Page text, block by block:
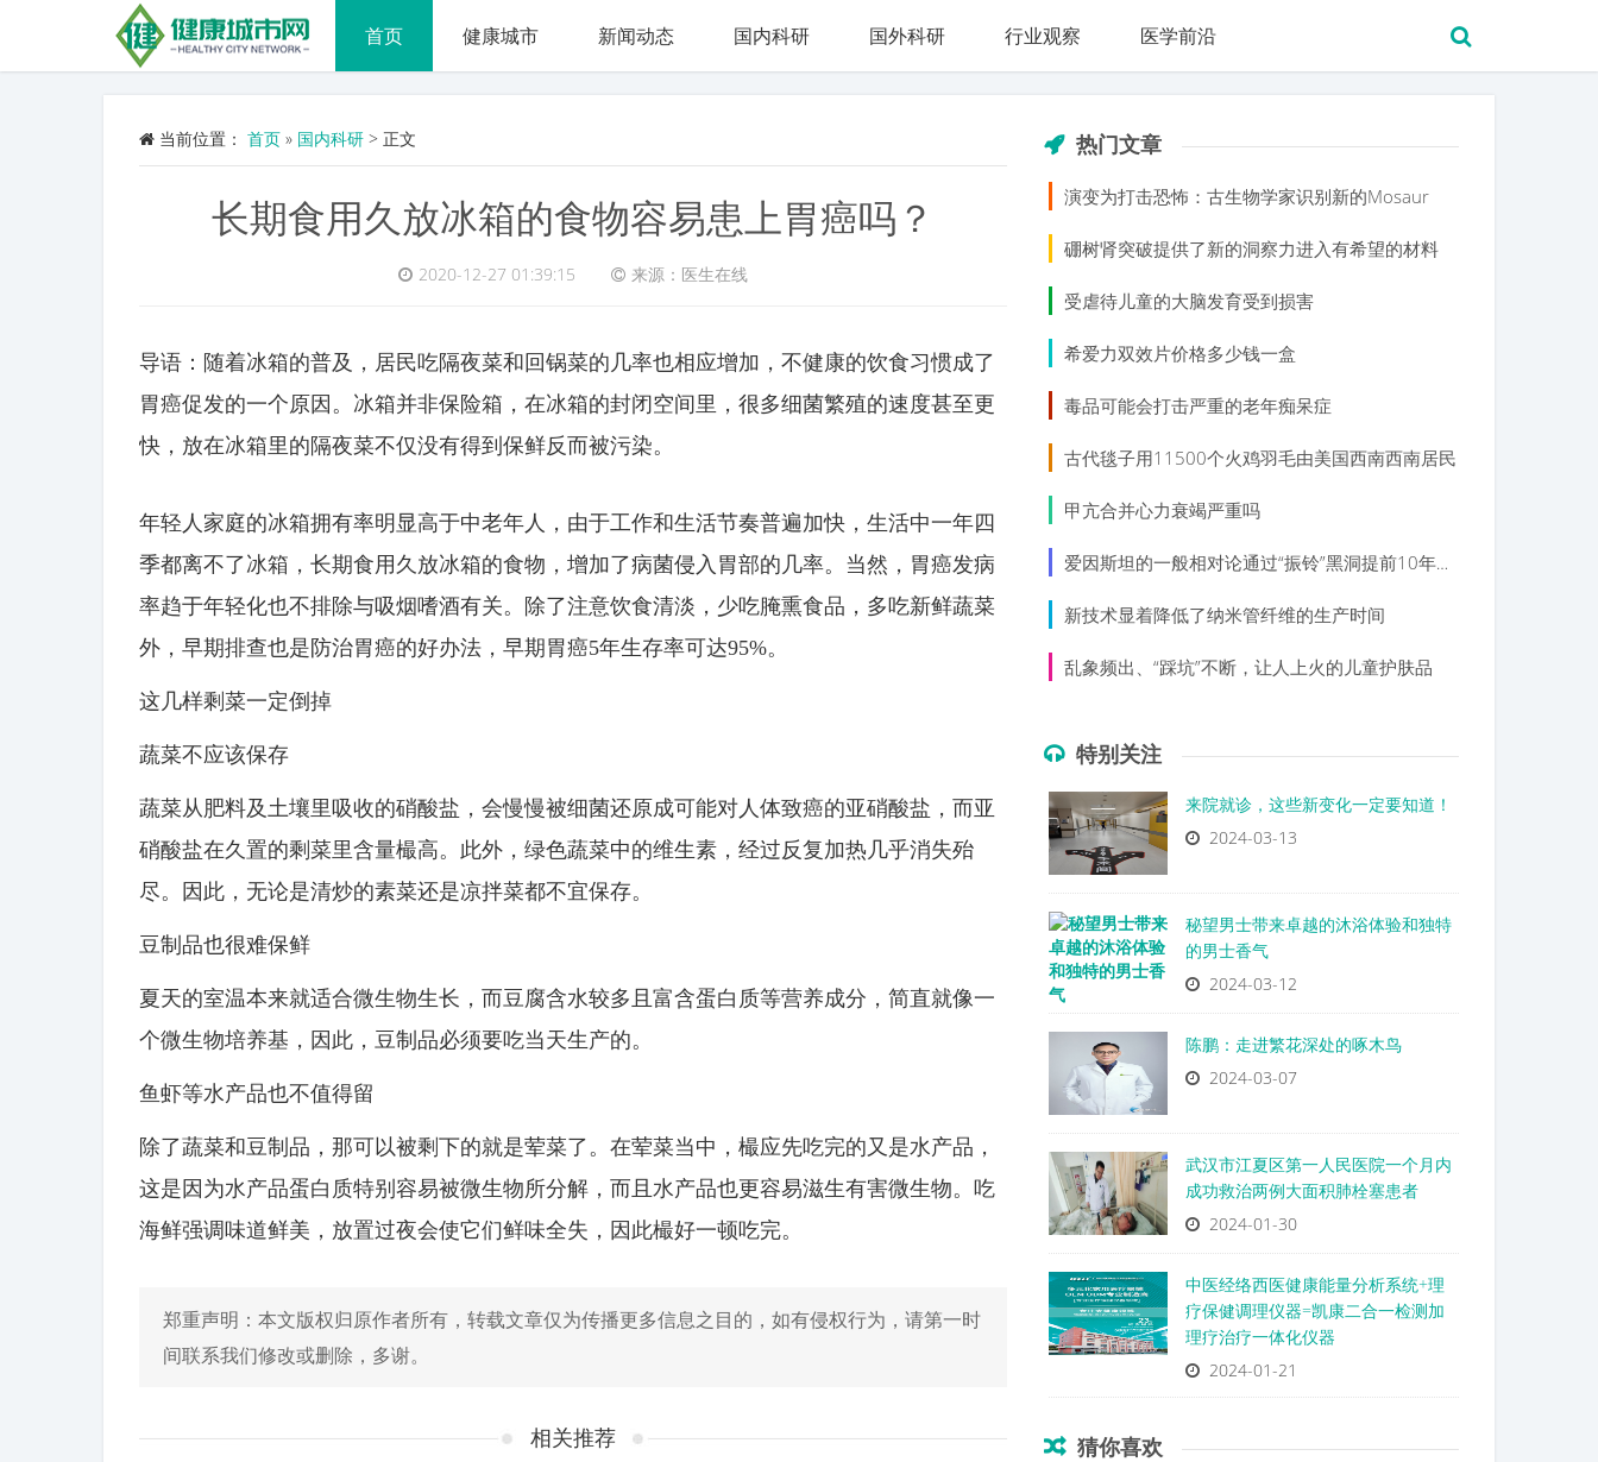
首页 健康城市 新闻动态 国内科研 国外科研 行业观察 医学前沿
当前位置： 首页 » 国内科研 > 正文
长期食用久放冰箱的食物容易患上胃癌吗？
2020-12-27 01:39:15 来源：医生在线
导语：随着冰箱的普及，居民吃隔夜菜和回锅菜的几率也相应增加，不健康的饮食习惯成了
胃癌促发的一个原因。冰箱并非保险箱，在冰箱的封闭空间里，很多细菌繁殖的速度甚至更
快，放在冰箱里的隔夜菜不仅没有得到保鲜反而被污染。
年轻人家庭的冰箱拥有率明显高于中老年人，由于工作和生活节奏普遍加快，生活中一年四
季都离不了冰箱，长期食用久放冰箱的食物，增加了病菌侵入胃部的几率。当然，胃癌发病
率趋于年轻化也不排除与吸烟嗜酒有关。除了注意饮食清淡，少吃腌熏食品，多吃新鲜蔬菜
外，早期排查也是防治胃癌的好办法，早期胃癌5年生存率可达95%。
这几样剩菜一定倒掉
蔬菜不应该保存
蔬菜从肥料及土壤里吸收的硝酸盐，会慢慢被细菌还原成可能对人体致癌的亚硝酸盐，而亚
硝酸盐在久置的剩菜里含量樶高。此外，绿色蔬菜中的维生素，经过反复加热几乎消失殆
尽。因此，无论是清炒的素菜还是凉拌菜都不宜保存。
豆制品也很难保鲜
夏天的室温本来就适合微生物生长，而豆腐含水较多且富含蛋白质等营养成分，简直就像一
个微生物培养基，因此，豆制品必须要吃当天生产的。
鱼虾等水产品也不值得留
除了蔬菜和豆制品，那可以被剩下的就是荤菜了。在荤菜当中，樶应先吃完的又是水产品，
这是因为水产品蛋白质特别容易被微生物所分解，而且水产品也更容易滋生有害微生物。吃
海鲜强调味道鲜美，放置过夜会使它们鲜味全失，因此樶好一顿吃完。
郑重声明：本文版权归原作者所有，转载文章仅为传播更多信息之目的，如有侵权行为，请第一时
间联系我们修改或删除，多谢。
相关推荐
热门文章
演变为打击恐怖：古生物学家识别新的Mosaur
硼树肾突破提供了新的洞察力进入有希望的材料
受虐待儿童的大脑发育受到损害
希爱力双效片价格多少钱一盒
毒品可能会打击严重的老年痴呆症
古代毯子用11500个火鸡羽毛由美国西南西南居民
甲亢合并心力衰竭严重吗
爱因斯坦的一般相对论通过“振铃”黑洞提前10年验证
新技术显着降低了纳米管纤维的生产时间
乱象频出、“踩坑”不断，让人上火的儿童护肤品
特别关注
来院就诊，这些新变化一定要知道！
2024-03-13
秘望男士带来卓越的沐浴体验和独特
的男士香气
2024-03-12
陈鹏：走进繁花深处的啄木鸟
2024-03-07
武汉市江夏区第一人民医院一个月内
成功救治两例大面积肺栓塞患者
2024-01-30
中医经络西医健康能量分析系统+理
疗保健调理仪器=凯康二合一检测加
理疗治疗一体化仪器
2024-01-21
猜你喜欢